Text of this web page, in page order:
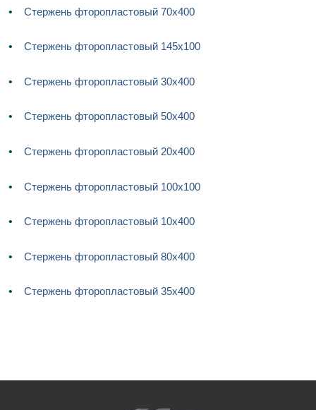
Стержень фторопластовый 70х400
Стержень фторопластовый 145х100
Стержень фторопластовый 30х400
Стержень фторопластовый 50х400
Стержень фторопластовый 20х400
Стержень фторопластовый 100х100
Стержень фторопластовый 10х400
Стержень фторопластовый 80х400
Стержень фторопластовый 35х400